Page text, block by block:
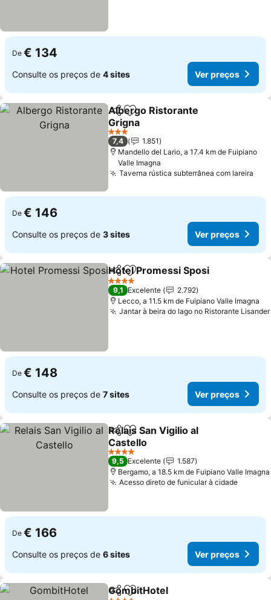
De € 134
Consulte os preços de 4 sites Ver preços
PartilharAdicionar aos favoritos
Albergo Ristorante
Grigna
3 Estrelas
7,4
1.851
Mandello del Lario, a 17.4 km de Fuipiano
Valle Imagna
Taverna rústica subterrânea com lareira
De € 146
Consulte os preços de 3 sites Ver preços
PartilharAdicionar aos favoritos
Hotel Promessi Sposi
4 Estrelas
9,1 Excelente
2.792
Lecco, a 11.5 km de Fuipiano Valle Imagna
Jantar à beira do lago no Ristorante Lisander
De € 148
Consulte os preços de 7 sites Ver preços
PartilharAdicionar aos favoritos
Relais San Vigilio al
Castello
4 Estrelas
9,5 Excelente
1.587
Bergamo, a 18.5 km de Fuipiano Valle Imagna
Acesso direto de funicular à cidade
De € 166
Consulte os preços de 6 sites Ver preços
PartilharAdicionar aos favoritos
GombitHotel